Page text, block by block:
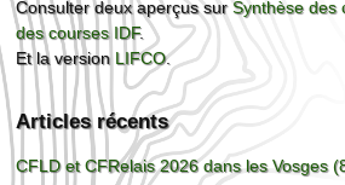
Consulter deux aperçus surSynthèse des
des courses IDF.
Et la version LIFCO.
Articles récents
CFLD et CFRelais 2026 dans les Vosges